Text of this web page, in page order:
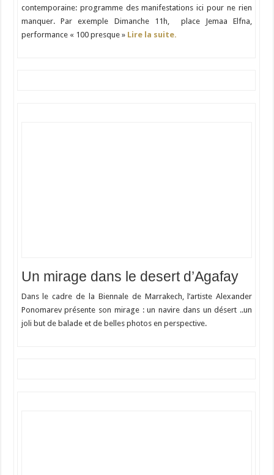
contemporaine: programme des manifestations ici pour ne rien
manquer. Par exemple Dimanche 11h, place Jemaa Elfna,
performance « 100 presque » Lire la suite.
Un mirage dans le desert d’Agafay
Dans le cadre de la Biennale de Marrakech, l’artiste Alexander
Ponomarev présente son mirage : un navire dans un désert ..un
joli but de balade et de belles photos en perspective.